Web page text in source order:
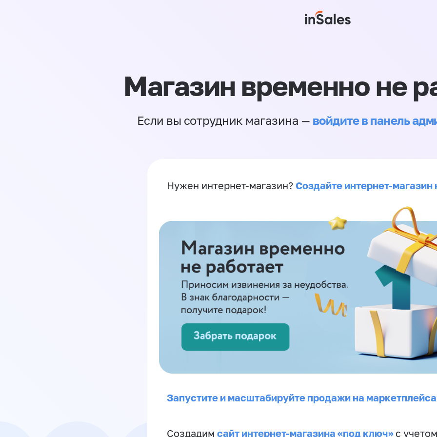
Магазин временно не
Если вы сотрудник магазина — войдите в панель
Нужен интернет-магазин? Создайте интернет-магазин
Запустите и масштабируйте продажи на
Создадим сайт интернет-магазина «под ключ» с учетом